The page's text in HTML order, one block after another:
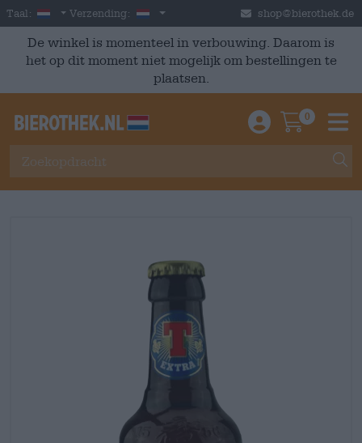
Skip to main content
Taal: Dutch
Verzending: Nederland shop@bierothek.de
De winkel is momenteel in verbouwing. Daarom is
het op dit moment niet mogelijk om bestellingen te
plaatsen.
Einloggen /
0